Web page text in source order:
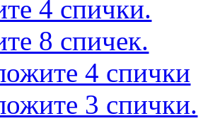
4 спички.
8 спичек.
4 спички
3 спички.